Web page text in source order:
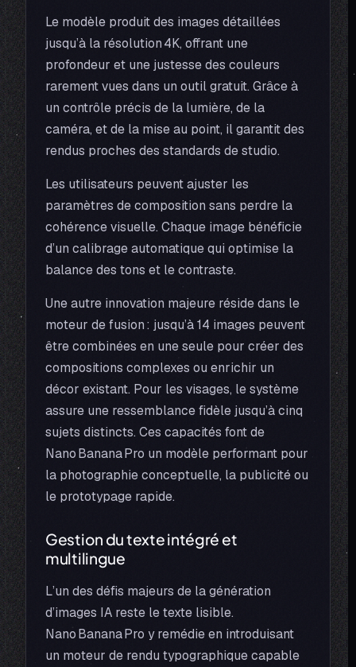
Le modèle produit des images détaillées
jusqu’à la résolution 4K, offrant une
profondeur et une justesse des couleurs
rarement vues dans un outil gratuit. Grâce à
un contrôle précis de la lumière, de la
caméra, et de la mise au point, il garantit des
rendus proches des standards de studio.
Les utilisateurs peuvent ajuster les
paramètres de composition sans perdre la
cohérence visuelle. Chaque image bénéficie
d’un calibrage automatique qui optimise la
balance des tons et le contraste.
Une autre innovation majeure réside dans le
moteur de fusion : jusqu’à 14 images peuvent
être combinées en une seule pour créer des
compositions complexes ou enrichir un
décor existant. Pour les visages, le système
assure une ressemblance fidèle jusqu’à cinq
sujets distincts. Ces capacités font de
Nano Banana Pro un modèle performant pour
la photographie conceptuelle, la publicité ou
le prototypage rapide.
Gestion du texte intégré et
multilingue
L’un des défis majeurs de la génération
d’images IA reste le texte lisible.
Nano Banana Pro y remédie en introduisant
un moteur de rendu typographique capable